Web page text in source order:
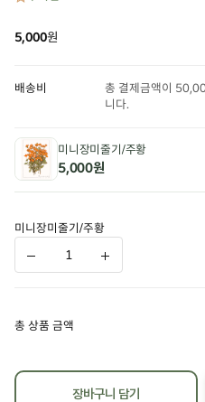
5,000원
배송비
총 결제금액이
니다.
미니장미줄기/주황
5,000원
미니장미줄기/주황
총 상품 금액
장바구니 담기